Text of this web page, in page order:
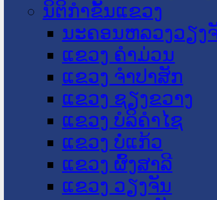
ນິຕິກໍາຂັ້ນແຂວງ
ນະ​ຄອນ​ຫລວງວຽງ
ແຂວງ ຄໍາມ່ວນ
ແຂວງ ຈໍາປາສັກ
ແຂວງ ຊຽງຂວາງ
ແຂວງ ບໍລິຄໍາໄຊ
ແຂວງ ບໍ່ແກ້ວ
ແຂວງ ຜົ້ງສາລີ
ແຂວງ ວຽງຈັນ